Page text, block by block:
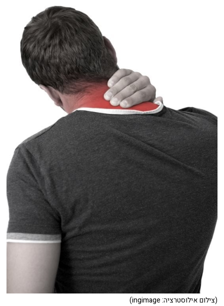
(צילום אילוסטרציה: ingimage)